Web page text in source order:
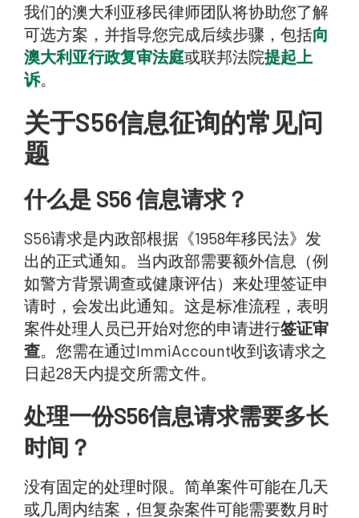
我们的澳大利亚移民律师团队将协助您了解
可选方案，并指导您完成后续步骤，包括向
澳大利亚行政复审法庭或联邦法院提起上
诉。
关于S56信息征询的常见问
题
什么是 S56 信息请求？
S56请求是内政部根据《1958年移民法》发
出的正式通知。当内政部需要额外信息（例
如警方背景调查或健康评估）来处理签证申
请时，会发出此通知。这是标准流程，表明
案件处理人员已开始对您的申请进行签证审
查。您需在通过ImmiAccount收到该请求之
日起28天内提交所需文件。
处理一份S56信息请求需要多长
时间？
没有固定的处理时限。简单案件可能在几天
或几周内结案，但复杂案件可能需要数月时